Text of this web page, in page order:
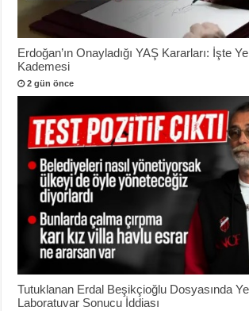
Erdoğan’ın Onayladığı YAŞ Kararları: İşte
Kademesi
2 gün önce
Tutuklanan Erdal Beşikçioğlu Dosyasında
Laboratuvar Sonucu İddiası